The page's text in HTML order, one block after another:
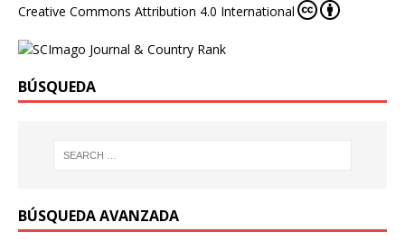
Creative Commons Attribution 4.0 International
BÚSQUEDA
BÚSQUEDA AVANZADA